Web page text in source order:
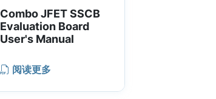
Combo JFET SSCB
Evaluation Board
User's Manual
阅读更多